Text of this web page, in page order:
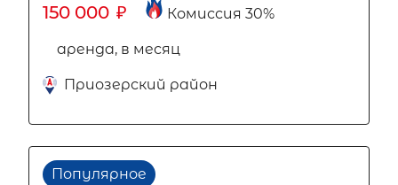
150 000 ₽ Комиссия 30%
аренда, в месяц
Приозерский район
Популярное